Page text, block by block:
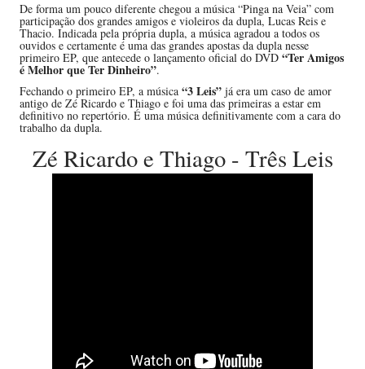
De forma um pouco diferente chegou a música “Pinga na Veia” com
participação dos grandes amigos e violeiros da dupla, Lucas Reis e
Thacio. Indicada pela própria dupla, a música agradou a todos os
ouvidos e certamente é uma das grandes apostas da dupla nesse
primeiro EP, que antecede o lançamento oficial do DVD “Ter Amigos
é Melhor que Ter Dinheiro”.
Fechando o primeiro EP, a música “3 Leis” já era um caso de amor
antigo de Zé Ricardo e Thiago e foi uma das primeiras a estar em
definitivo no repertório. É uma música definitivamente com a cara do
trabalho da dupla.
Zé Ricardo e Thiago - Três Leis